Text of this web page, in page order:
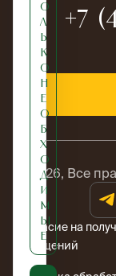
+7
© 2026, Все
Согласие на
сообщений
о
л
ь
к
о
н
е
о
б
х
о
д
и
м
ы
е